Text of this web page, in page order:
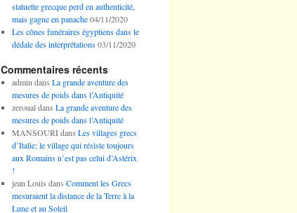
statuette grecque perd en authenticité,
mais gagne en panache 04/11/2020
Les cônes funéraires égyptiens dans le
dédale des interprétations 03/11/2020
Commentaires récents
admin dans La grande aventure des
mesures de poids dans l’Antiquité
zeroualdans La grande aventure des
mesures de poids dans l’Antiquité
MANSOURIdans Les villages grecs
d’Italie: le village qui résiste toujours
aux Romains n’est pas celui d’Astérix
!
jean Louis dans Comment les Grecs
mesuraient la distance de la Terre à la
Lune et au Soleil